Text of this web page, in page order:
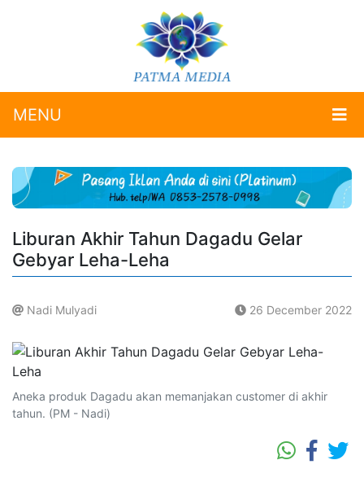
MENU
Liburan Akhir Tahun Dagadu Gelar
Gebyar Leha-Leha
Nadi Mulyadi 26 December 2022
Aneka produk Dagadu akan memanjakan customer di akhir
tahun. (PM - Nadi)